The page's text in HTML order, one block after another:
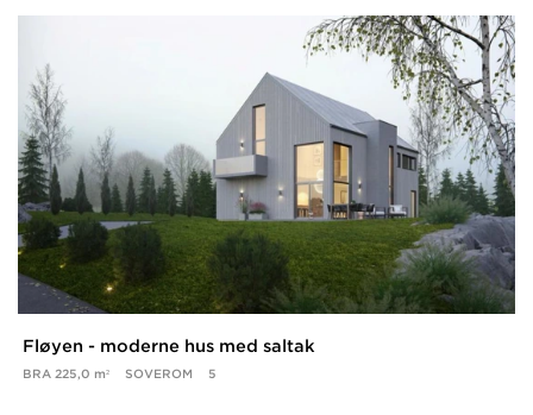
Fløyen - moderne hus med saltak
BRA 225,0 m² SOVEROM 5